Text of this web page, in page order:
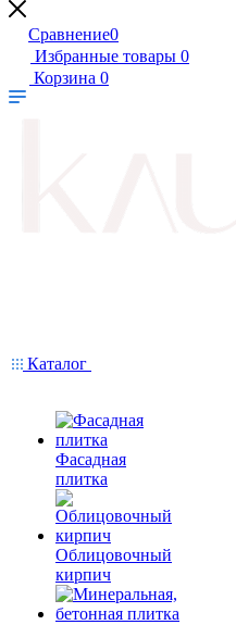
Сравнение0
Избранные товары 0
Корзина 0
Каталог
Фасадная
плитка
Облицовочный
кирпич